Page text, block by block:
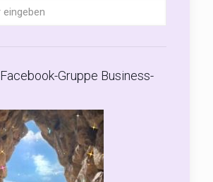
Gruppe Business-